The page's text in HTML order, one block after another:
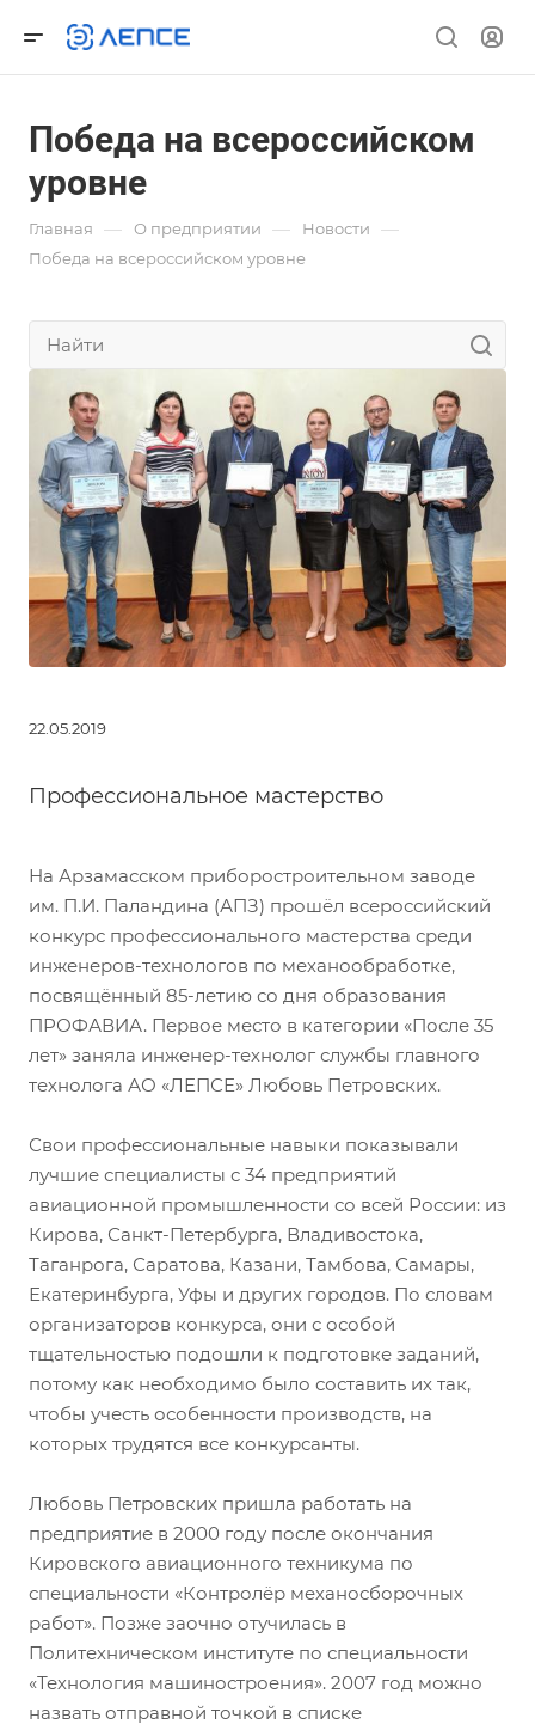
Победа на всероссийском
уровне
Главная — О предприятии — Новости —
Победа на всероссийском уровне
22.05.2019
Профессиональное мастерство
На Арзамасском приборостроительном заводе
им. П.И. Паландина (АПЗ) прошёл всероссийский
конкурс профессионального мастерства среди
инженеров-технологов по механообработке,
посвящённый 85-летию со дня образования
ПРОФАВИА. Первое место в категории «После 35
лет» заняла инженер-технолог службы главного
технолога АО «ЛЕПСЕ» Любовь Петровских.
Свои профессиональные навыки показывали
лучшие специалисты с 34 предприятий
авиационной промышленности со всей России: из
Кирова, Санкт-Петербурга, Владивостока,
Таганрога, Саратова, Казани, Тамбова, Самары,
Екатеринбурга, Уфы и других городов. По словам
организаторов конкурса, они с особой
тщательностью подошли к подготовке заданий,
потому как необходимо было составить их так,
чтобы учесть особенности производств, на
которых трудятся все конкурсанты.
Любовь Петровских пришла работать на
предприятие в 2000 году после окончания
Кировского авиационного техникума по
специальности «Контролёр механосборочных
работ». Позже заочно отучилась в
Политехническом институте по специальности
«Технология машиностроения». 2007 год можно
назвать отправной точкой в списке